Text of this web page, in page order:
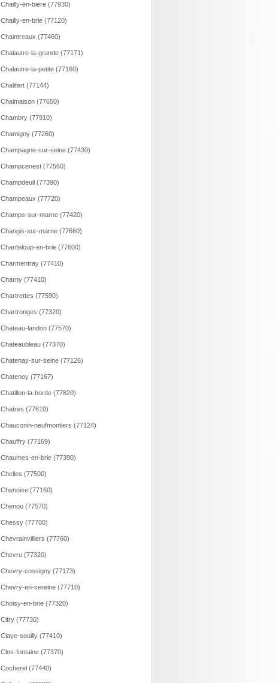
Chailly-en-biere (77930)
Chailly-en-brie (77120)
Chaintreaux (77460)
Chalautre-la-grande (77171)
Chalautre-la-petite (77160)
Chalifert (77144)
Chalmaison (77650)
Chambry (77910)
Chamigny (77260)
Champagne-sur-seine (77430)
Champcenest (77560)
Champdeuil (77390)
Champeaux (77720)
Champs-sur-marne (77420)
Changis-sur-marne (77660)
Chanteloup-en-brie (77600)
Charmentray (77410)
Charny (77410)
Chartrettes (77590)
Chartronges (77320)
Chateau-landon (77570)
Chateaubleau (77370)
Chatenay-sur-seine (77126)
Chatenoy (77167)
Chatillon-la-borde (77820)
Chatres (77610)
Chauconin-neufmontiers (77124)
Chauffry (77169)
Chaumes-en-brie (77390)
Chelles (77500)
Chenoise (77160)
Chenou (77570)
Chessy (77700)
Chevrainvilliers (77760)
Chevru (77320)
Chevry-cossigny (77173)
Chevry-en-sereine (77710)
Choisy-en-brie (77320)
Citry (77730)
Claye-souilly (77410)
Clos-fontaine (77370)
Cocherel (77440)